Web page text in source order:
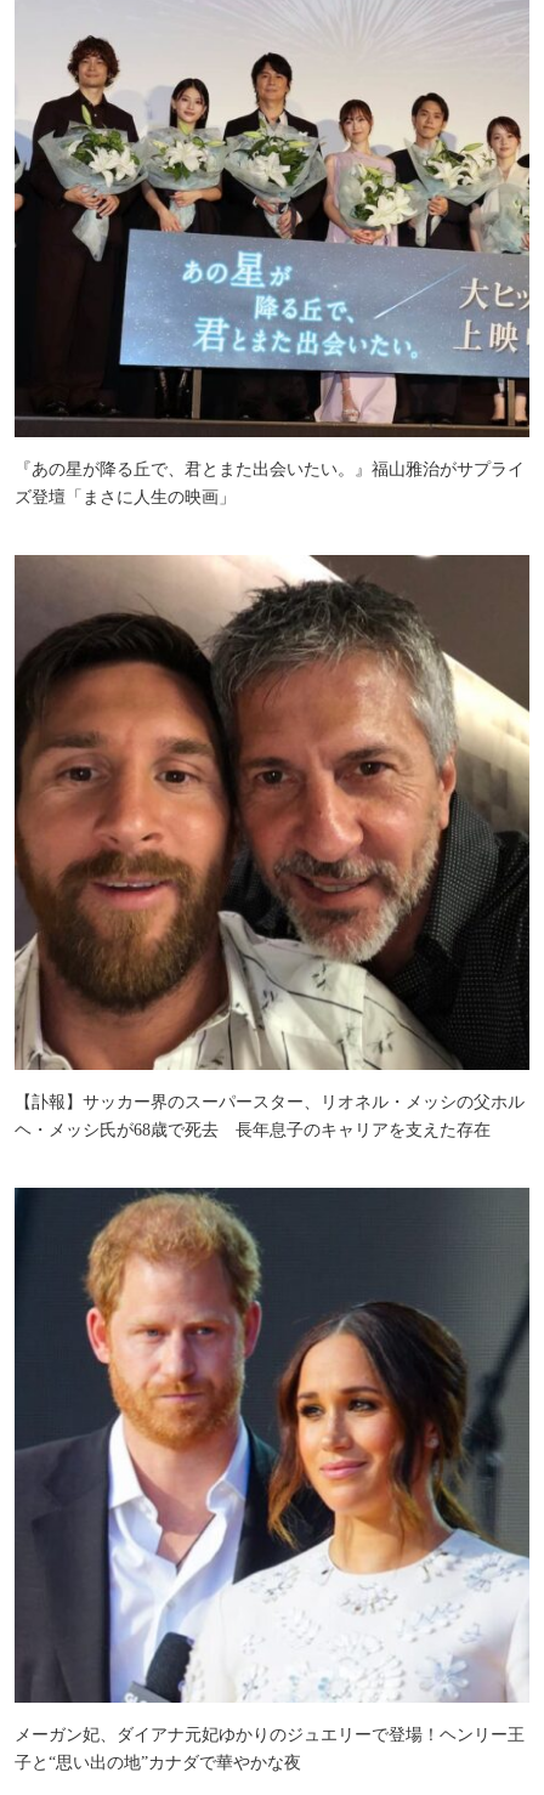
『あの星が降る丘で、君とまた出会いたい。』福山雅治がサプライ
ズ登壇「まさに人生の映画」
【訃報】サッカー界のスーパースター、リオネル・メッシの父ホル
ヘ・メッシ氏が68歳で死去 長年息子のキャリアを支えた存在
メーガン妃、ダイアナ元妃ゆかりのジュエリーで登場！ヘンリー王
子と“思い出の地”カナダで華やかな夜